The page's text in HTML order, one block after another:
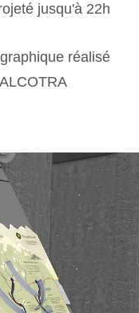
jusqu'à 22h
réalisé